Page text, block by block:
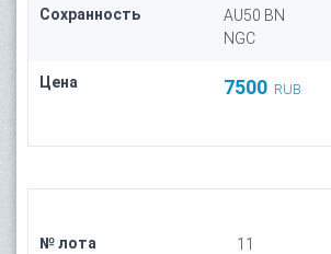
Сохранность
AU50 BN
NGC
Цена 7500 RUB
№ лота 11